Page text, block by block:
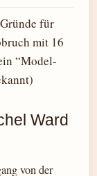
für
mit 16
“Model-
Ward
von der